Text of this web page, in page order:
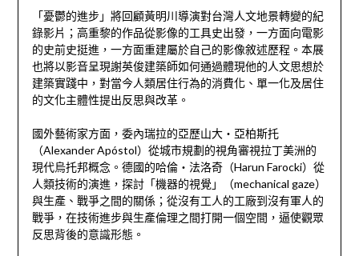
「憂鬱的進步」將回顧黃明川導演對台灣人文地景轉變的紀
錄影片；高重黎的作品從影像的工具史出發，一方面向電影
的史前史挺進，一方面重建屬於自己的影像敘述歷程。本展
也將以影音呈現謝英俊建築師如何通過體現他的人文思想於
建築實踐中，對當今人類居住行為的消費化、單一化及居住
的文化主體性提出反思與改革。
國外藝術家方面，委內瑞拉的亞歷山大‧亞柏斯托
（Alexander Apóstol）從城市規劃的視角審視拉丁美洲的
現代烏托邦概念。德國的哈倫‧法洛奇（Harun Farocki）從
人類技術的演進，探討「機器的視覺」（mechanical gaze）
與生產、戰爭之間的關係；從沒有工人的工廠到沒有軍人的
戰爭，在技術進步與生產倫理之間打開一個空間，逼使觀眾
反思背後的意識形態。